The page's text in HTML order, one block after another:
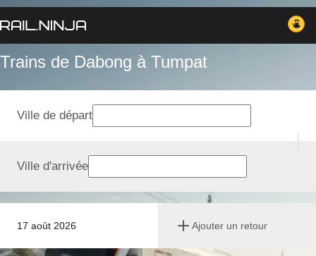
Trains de Dabong à Tumpat
17 août 2026 Ajouter un retour
Ville de départ
Ville d'arrivée